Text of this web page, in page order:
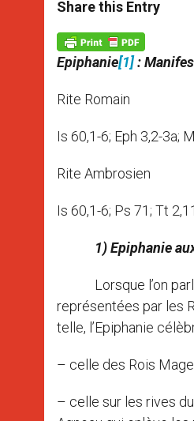
s
p
p
e
g
e
r
b
k
Share this Entry
Epiphanie[1]:
Rite Romain
Is 60,1-6; Eph 3,2-3a;
Rite Ambrosien
Is 60,1-6; Ps 71; Tt
1) Epiphanie
Lorsque l’on parle
représentées par les
telle, l’Epiphanie
– celle des Rois
– celle sur les rives